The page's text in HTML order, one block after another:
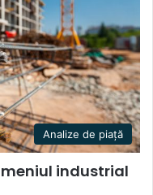
Analize de piață
industrial